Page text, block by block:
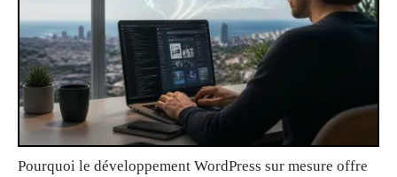
Pourquoi le développement WordPress sur mesure offre